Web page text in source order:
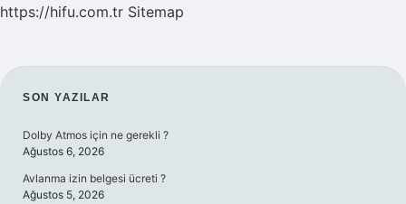
https://hifu.com.tr Sitemap
SIDEBAR
SON YAZILAR
Dolby Atmos için ne gerekli ?
Ağustos 6, 2026
Avlanma izin belgesi ücreti ?
Ağustos 5, 2026